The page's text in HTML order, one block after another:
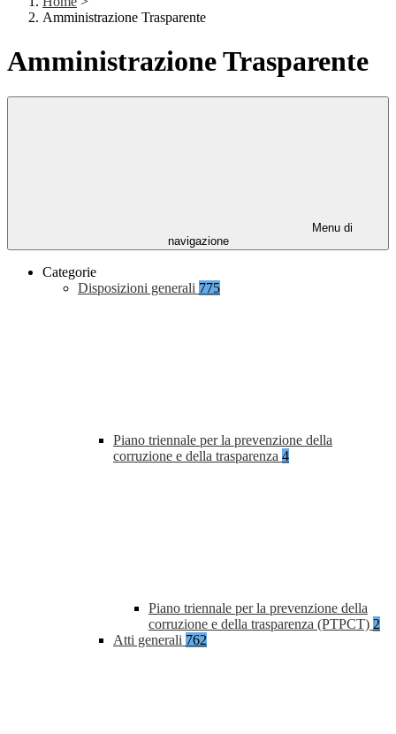
Amministrazione Trasparente
Amministrazione Trasparente
Menu di
navigazione
Categorie
Disposizioni generali 775
Piano triennale per la prevenzione della
corruzione e della trasparenza 4
Piano triennale per la prevenzione della
corruzione e della trasparenza (PTPCT) 2
Atti generali 762